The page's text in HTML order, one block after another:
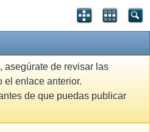
asegúrate de revisar las
el enlace anterior.
de que puedas publicar